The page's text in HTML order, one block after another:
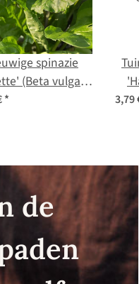
spinazie
(Beta vulgaris
bio zaad
* 3,79
de